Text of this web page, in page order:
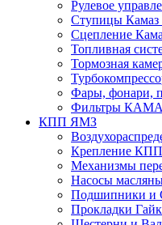
Рулевое
Ступицы Камаз
Сцепление
Топливная
Тормозная
Фары, фонари,
Фильтры
КПП ЯМЗ
Крепление КПП
Механизмы
Насосы
Подшипники и
Прокладки